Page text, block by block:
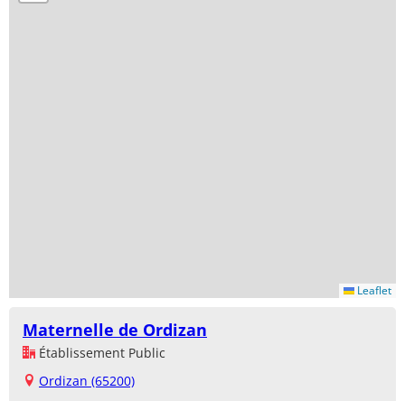
Leaflet
Maternelle de Ordizan
Établissement Public
Ordizan (65200)